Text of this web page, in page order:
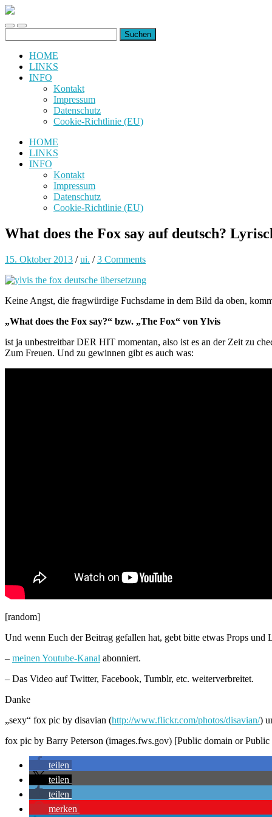
uiuiuiuiuiuiui.de
Toggle
mobile
Toggle
search
nach:
HOME
LINKS
INFO
Kontakt
Impressum
Datenschutz
Cookie-Richtlinie (EU)
HOME
LINKS
INFO
Kontakt
Impressum
Datenschutz
Cookie-Richtlinie (EU)
What does the Fox say auf deutsch?
15. Oktober 2013 /ui. /3 Comments
Keine Angst, die fragwürdige Fuchsdame in dem Bild da oben,
„What does the Fox say?“ bzw. „The Fox“ von Ylvis
ist ja unbestreitbar DER HIT momentan, also ist es an der Zeit zu
Zum Freuen. Und zu gewinnen gibt es auch was:
[random]
Und wenn Euch der Beitrag gefallen hat, gebt bitte etwas Props und
– meinen Youtube-Kanal abonniert.
– Das Video auf Twitter, Facebook, Tumblr, etc. weiterverbreitet.
Danke
„sexy“ fox pic by disavian (http://www.flickr.com/photos/disavian/)
fox pic by Barry Peterson (images.fws.gov) [Public domain or
teilen
teilen
teilen
merken